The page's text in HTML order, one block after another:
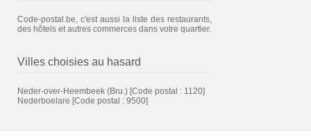
Code-postal.be, c'est aussi la liste des restaurants,
des hôtels et autres commerces dans votre quartier.
Villes choisies au hasard
Neder-over-Heembeek (Bru.) [Code postal : 1120]
Nederboelare [Code postal : 9500]